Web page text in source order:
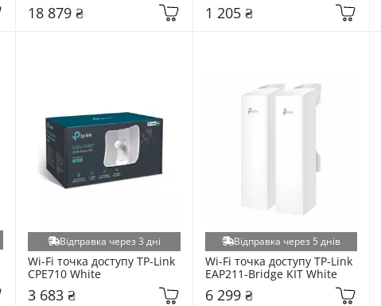
18 879 ₴ 1 205 ₴
Відправка через 3 дні
Wi-Fi точка доступу TP-Link
CPE710 White
3 683 ₴
Відправка через 5 днів
Wi-Fi точка доступу TP-Link
EAP211-Bridge KIT White
6 299 ₴